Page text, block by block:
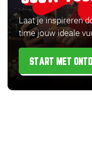
Laat je inspireren
time jouw ideale
START MET